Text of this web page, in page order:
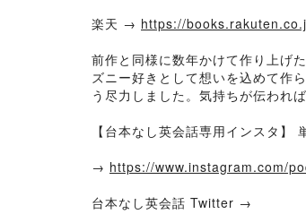
楽天 → https://
前作と同様に数年かけて作り上げ
ズニー好きとして想いを込めて作
う尽力しました。気持ちが伝われば
【台本なし英会話専用インスタ】
→ https://www.instagram.com/
台本なし英会話 Twitter →